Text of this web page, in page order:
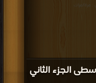
الجزء الثاني
: مرة/مرات